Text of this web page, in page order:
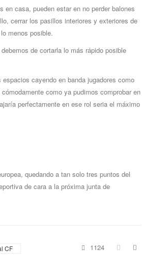
casa, pueden estar en no perder balones
cerrar los pasillos interiores y exteriores de
menos posible.
de cortarla lo más rápido posible
cayendo en banda jugadores como
como ya pudimos comprobar en
perfectamente en ese rol seria el máximo
quedando a tan solo tres puntos del
de cara a la próxima junta de
CF 1124